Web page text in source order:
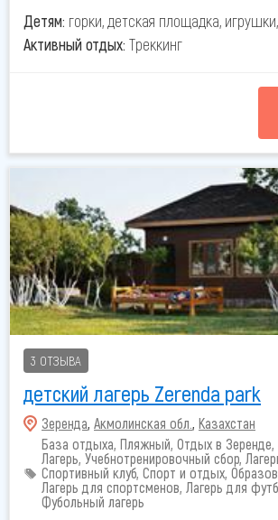
Детям: горки, детская площадка,
Активный отдых: Треккинг
3 ОТЗЫВА
детский лагерь Zerenda park
Зеренда Акмолинская обл. Казахстан
База отдыха, Пляжный, Отдых в Зеренде,
Лагерь, Учебнотренировочный сбор,
Спортивный клуб, Спорт и отдых,
Лагерь для спортсменов, Лагерь для
Фубольный лагерь